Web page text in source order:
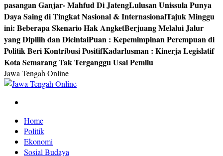
pasangan Ganjar- Mahfud Di JatengLulusan Unissula Punya
Daya Saing di Tingkat Nasional & InternasionalTajuk Minggu
ini: Beberapa Skenario Hak AngketBerjuang Melalui Jalur
yang Dipilih dan DicintaiPuan : Kepemimpinan Perempuan di
Politik Beri Kontribusi PositifKadarlusman : Kinerja Legislatif
Kota Semarang Tak Terganggu Usai Pemilu
Jawa Tengah Online
Berita Jawa Tengah Terbaru dan Terkini
Home
Politik
Ekonomi
Sosial Budaya